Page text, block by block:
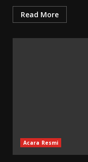
Read More
Acara Resmi